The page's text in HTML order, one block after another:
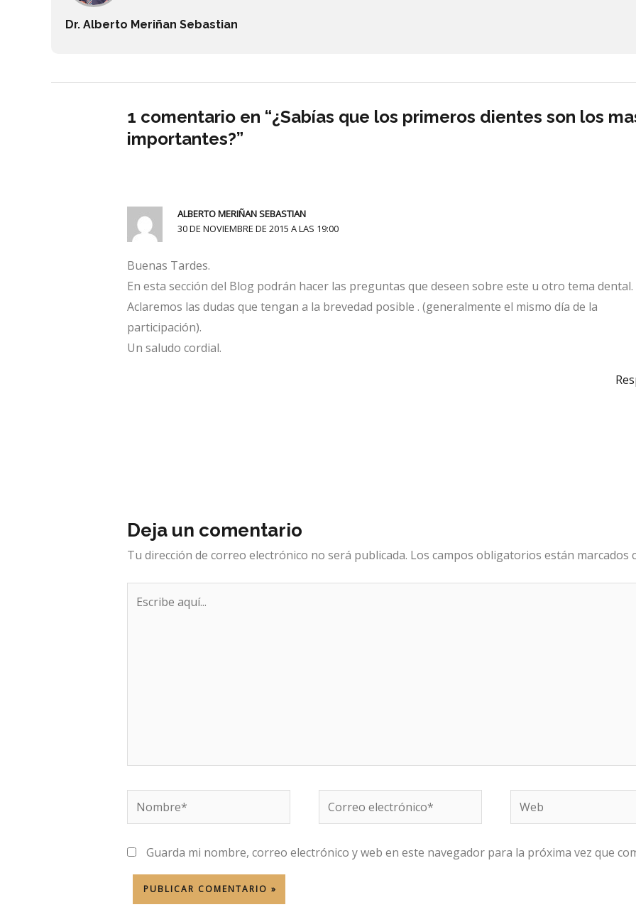
Dr. Alberto Meriñan Sebastian
1 comentario en “¿Sabías que los primeros dientes son los
importantes?”
ALBERTO MERIÑAN SEBASTIAN
30 DE NOVIEMBRE DE 2015 A LAS 19:00
Buenas Tardes.
En esta sección del Blog podrán hacer las preguntas que deseen sobre este u otro tema dental.
Aclaremos las dudas que tengan a la brevedad posible . (generalmente el mismo día de la
participación).
Un saludo cordial.
Deja un comentario
Tu dirección de correo electrónico no será publicada. Los campos obligatorios están marcados
Nombre*
Correo
electrónico*
Web
Guarda mi nombre, correo electrónico y web en este navegador para la próxima vez que